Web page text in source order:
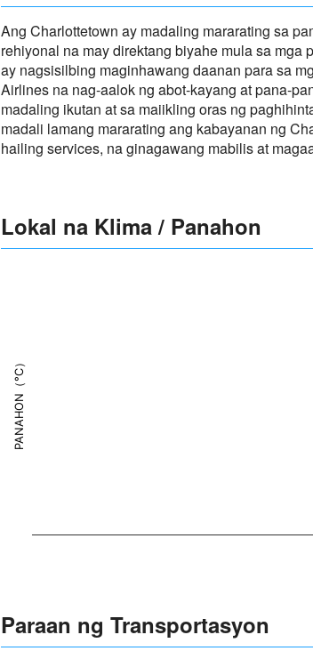
Ang Charlottetown ay madaling mararating sa
rehiyonal na may direktang biyahe mula sa mga
ay nagsisilbing maginhawang daanan para sa
Airlines na nag-aalok ng abot-kayang at pana-
madaling ikutan at sa maiikling oras ng
madali lamang mararating ang kabayanan ng
hailing services, na ginagawang mabilis at
Lokal na Klima / Panahon
PANAHON（°C）
Paraan ng Transportasyon